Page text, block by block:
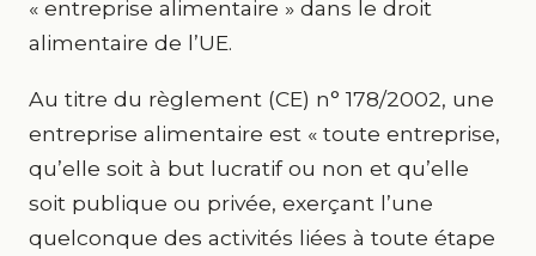
« entreprise alimentaire » dans le droit
alimentaire de l’UE.
Au titre du règlement (CE) n° 178/2002, une
entreprise alimentaire est « toute entreprise,
qu’elle soit à but lucratif ou non et qu’elle
soit publique ou privée, exerçant l’une
quelconque des activités liées à toute étape